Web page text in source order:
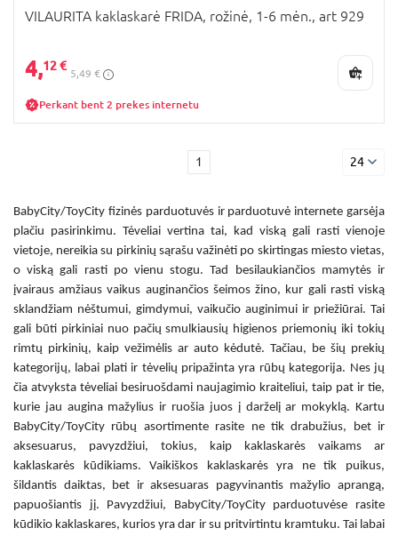
VILAURITA kaklaskarė FRIDA, rožinė, 1-6 mėn., art 929
4,12 €
5,49 €
Perkant bent 2 prekes internetu
1 24
BabyCity/ToyCity fizinės parduotuvės ir parduotuvė internete garsėja
plačiu pasirinkimu. Tėveliai vertina tai, kad viską gali rasti vienoje
vietoje, nereikia su pirkinių sąrašu važinėti po skirtingas miesto vietas,
o viską gali rasti po vienu stogu. Tad besilaukiančios mamytės ir
įvairaus amžiaus vaikus auginančios šeimos žino, kur gali rasti viską
sklandžiam nėštumui, gimdymui, vaikučio auginimui ir priežiūrai. Tai
gali būti pirkiniai nuo pačių smulkiausių higienos priemonių iki tokių
rimtų pirkinių, kaip vežimėlis ar auto kėdutė. Tačiau, be šių prekių
kategorijų, labai plati ir tėvelių pripažinta yra rūbų kategorija. Nes jų
čia atvyksta tėveliai besiruošdami naujagimio kraiteliui, taip pat ir tie,
kurie jau augina mažylius ir ruošia juos į darželį ar mokyklą. Kartu
BabyCity/ToyCity rūbų asortimente rasite ne tik drabužius, bet ir
aksesuarus, pavyzdžiui, tokius, kaip
kaklaskarės vaikams ar
kaklaskarės kūdikiams.Vaikiškos kaklaskarėsyra ne tik puikus,
šildantis daiktas, bet ir aksesuaras pagyvinantis mažylio aprangą,
papuošiantis jį. Pavyzdžiui, BabyCity/ToyCity parduotuvėse rasite
kūdikio kaklaskares, kurios yra dar ir su pritvirtintu kramtuku. Tai labai